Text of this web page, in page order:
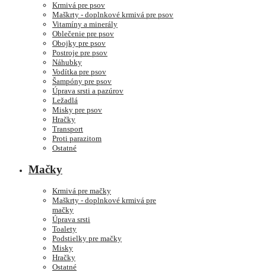
Krmivá pre psov
Maškrty - doplnkové krmivá pre psov
Vitamíny a minerály
Oblečenie pre psov
Obojky pre psov
Postroje pre psov
Náhubky
Vodítka pre psov
Šampóny pre psov
Úprava srsti a pazúrov
Ležadlá
Misky pre psov
Hračky
Transport
Proti parazitom
Ostatné
Mačky
Krmivá pre mačky
Maškrty - doplnkové krmivá pre
mačky
Úprava srsti
Toalety
Podstielky pre mačky
Misky
Hračky
Ostatné